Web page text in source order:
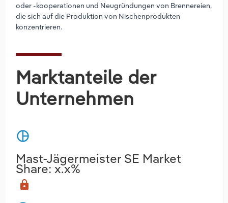
oder -kooperationen und Neugründungen von Brennereien,
die sich auf die Produktion von Nischenprodukten
konzentrieren.
Marktanteile der
Unternehmen
pie_chart
Mast-Jägermeister SE Market
Share: x.x%
lock